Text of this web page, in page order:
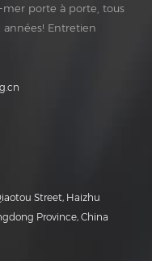
porte à porte, tous
années! Entretien
Street, Haizhu
Province, China